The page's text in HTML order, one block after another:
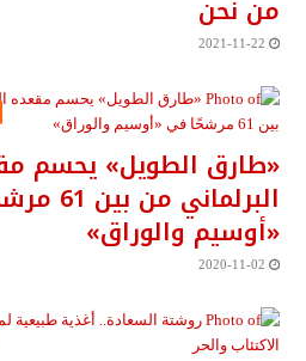
من نحن
2021-11-22
«طارق الطويل» يحسم
البرلماني
«أوسيم والوراق»
2020-11-02